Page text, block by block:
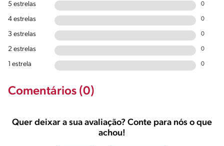
5 estrelas 0
4 estrelas 0
3 estrelas 0
2 estrelas 0
1 estrela 0
Comentários (0)
Quer deixar a sua avaliação? Conte para nós o que
achou!